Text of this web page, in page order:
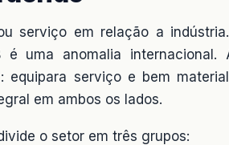
serviço em relação a
é uma anomalia
equipara serviço e bem
em ambos os lados.
o setor em três grupos: